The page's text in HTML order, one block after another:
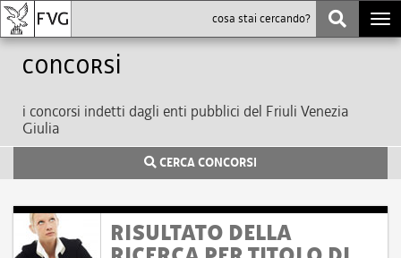
Concorsi
i concorsi indetti dagli enti pubblici del Friuli Venezia
Giulia
CERCA CONCORSI
RISULTATO DELLA